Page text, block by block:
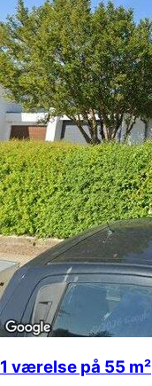
1 værelse på 55 m²